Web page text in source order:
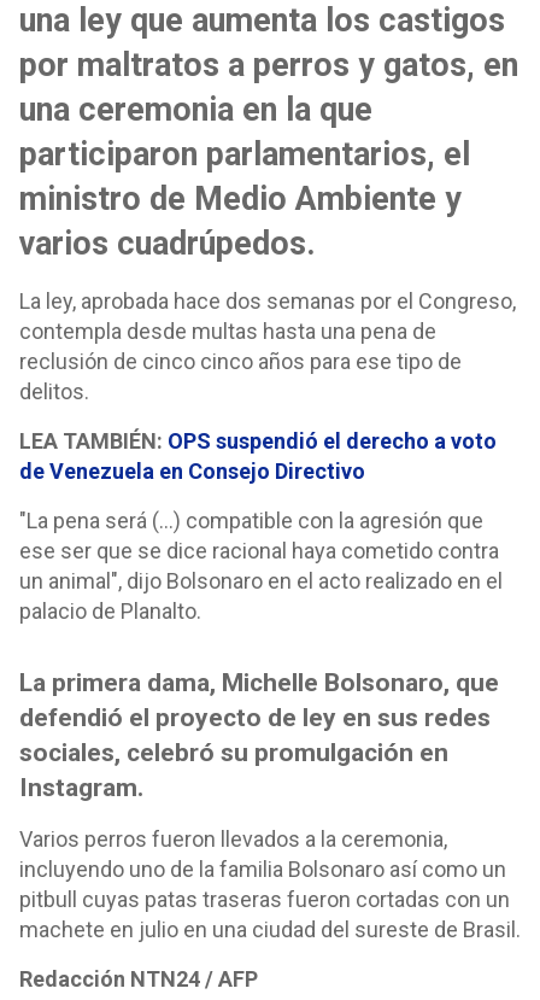
una ley que aumenta los castigos
por maltratos a perros y gatos, en
una ceremonia en la que
participaron parlamentarios, el
ministro de Medio Ambiente y
varios cuadrúpedos.
La ley, aprobada hace dos semanas por el Congreso,
contempla desde multas hasta una pena de
reclusión de cinco cinco años para ese tipo de
delitos.
LEA TAMBIÉN: OPS suspendió el derecho a voto
de Venezuela en Consejo Directivo
"La pena será (...) compatible con la agresión que
ese ser que se dice racional haya cometido contra
un animal", dijo Bolsonaro en el acto realizado en el
palacio de Planalto.
La primera dama, Michelle Bolsonaro, que
defendió el proyecto de ley en sus redes
sociales, celebró su promulgación en
Instagram.
Varios perros fueron llevados a la ceremonia,
incluyendo uno de la familia Bolsonaro así como un
pitbull cuyas patas traseras fueron cortadas con un
machete en julio en una ciudad del sureste de Brasil.
Redacción NTN24 / AFP